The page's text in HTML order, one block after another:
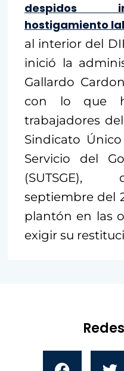
despidos
hostigamiento
al interior del
inició la
Gallardo
con lo que
trabajadores
Sindicato
Servicio del
(SUTSGE),
septiembre del
plantón en las
exigir su